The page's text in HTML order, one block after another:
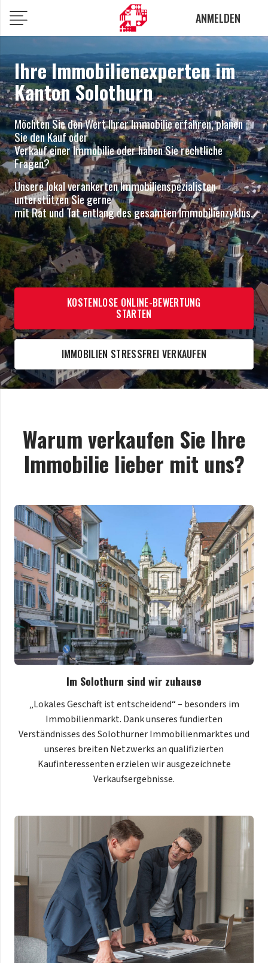
ANMELDEN
Ihre Immobilienexperten im
Kanton Solothurn
Möchten Sie den Wert Ihrer Immobilie erfahren, planen
Sie den Kauf oder
Verkauf einer Immobilie oder haben Sie rechtliche
Fragen?
Unsere lokal verankerten Immobilienspezialisten
unterstützen Sie gerne
mit Rat und Tat entlang des gesamten Immobilienzyklus.
KOSTENLOSE ONLINE-BEWERTUNG
STARTEN
IMMOBILIEN STRESSFREI VERKAUFEN
Warum verkaufen Sie Ihre
Immobilie lieber mit uns?
Im Solothurn sind wir zuhause
„Lokales Geschäft ist entscheidend“ – besonders im
Immobilienmarkt. Dank unseres fundierten
Verständnisses des Solothurner Immobilienmarktes und
unseres breiten Netzwerks an qualifizierten
Kaufinteressenten erzielen wir ausgezeichnete
Verkaufsergebnisse.